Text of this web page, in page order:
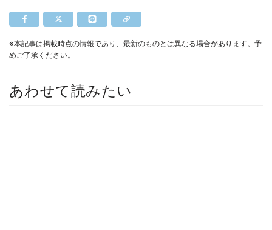
※本記事は掲載時点の情報であり、最新のものとは異なる場合があります。予
めご了承ください。
あわせて読みたい